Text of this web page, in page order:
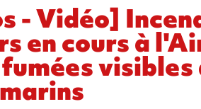
- Vidéo]
en cours à
visibles